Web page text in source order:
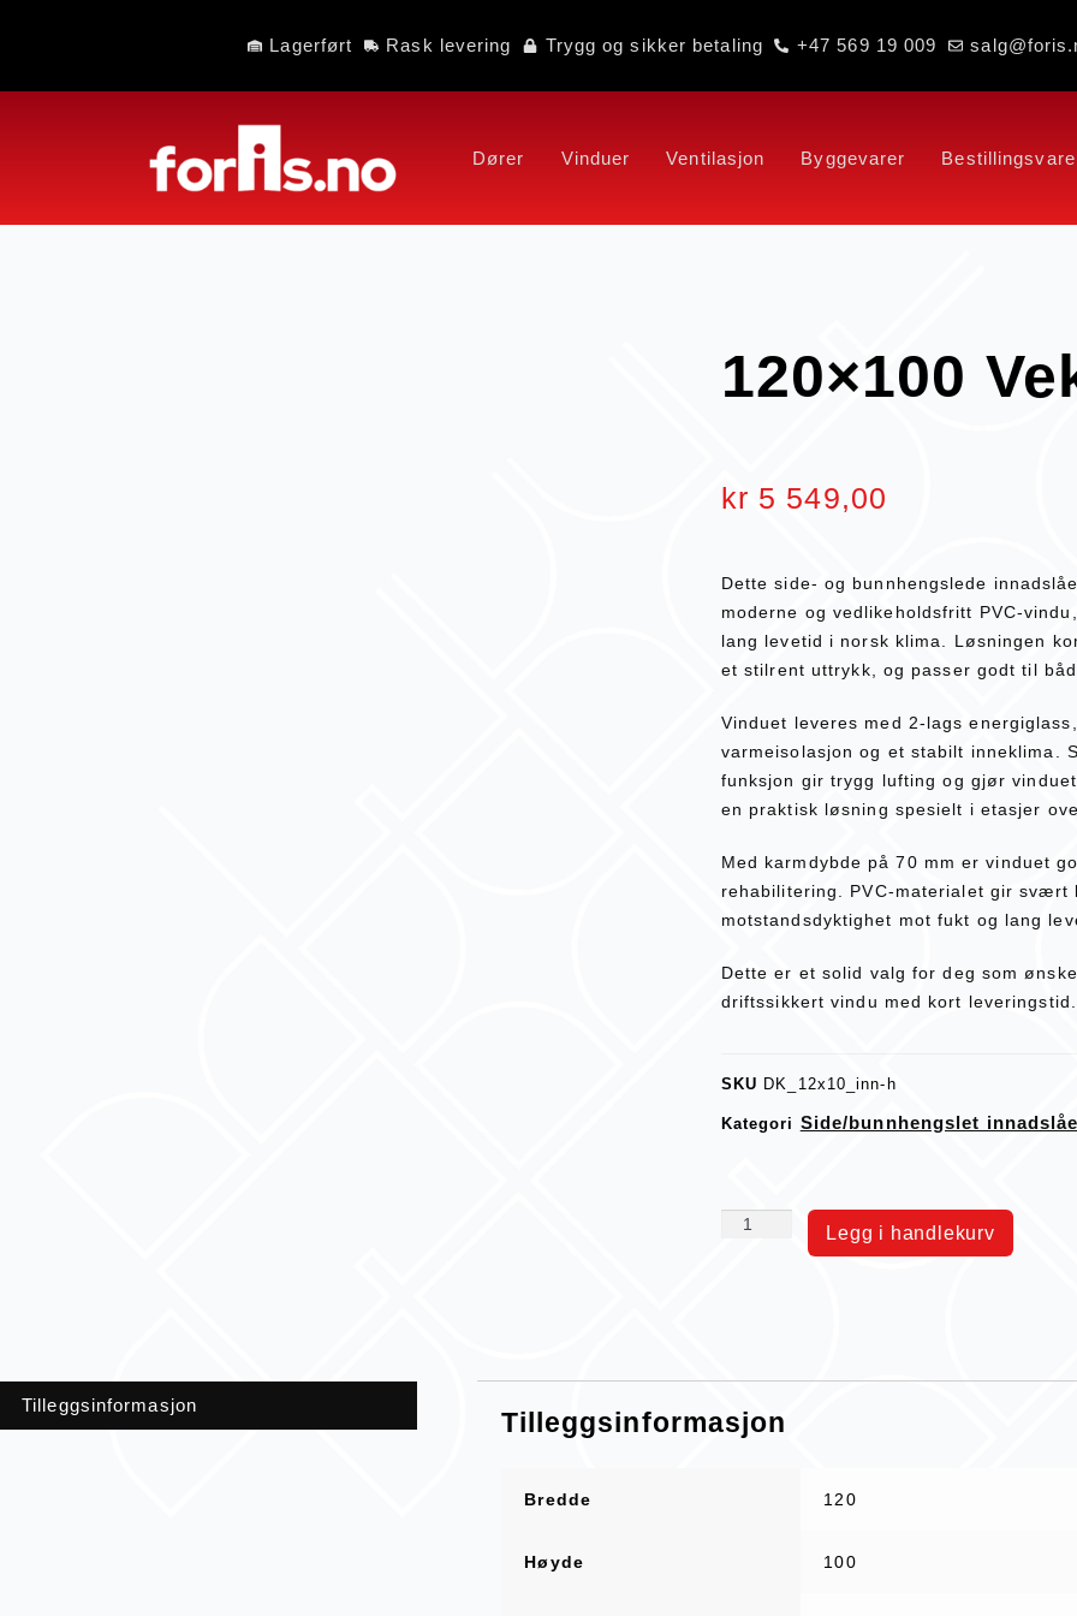
Lagerført Rask levering Trygg og sikker betaling +47 569 19 009
Dører Vinduer Ventilasjon Byggevarer Bestillingsvare
120×100
kr 5 549,00
Dette side- og bunnhengslede
moderne og vedlikeholdsfritt PVC-
lang levetid i norsk klima. Løsningen
et stilrent uttrykk, og passer godt til
Vinduet leveres med 2-lags
varmeisolasjon og et stabilt inneklima.
funksjon gir trygg lufting og gjør
en praktisk løsning spesielt i etasjer
Med karmdybde på 70 mm er vinduet
rehabilitering. PVC-materialet gir svært
motstandsdyktighet mot fukt og lang
Dette er et solid valg for deg som
driftssikkert vindu med kort leveringstid.
SKU DK_12x10_inn-h
Kategori Side/bunnhengslet
Legg i handlekurv
Tilleggsinformasjon
Tilleggsinformasjon
Bredde 120
Høyde 100